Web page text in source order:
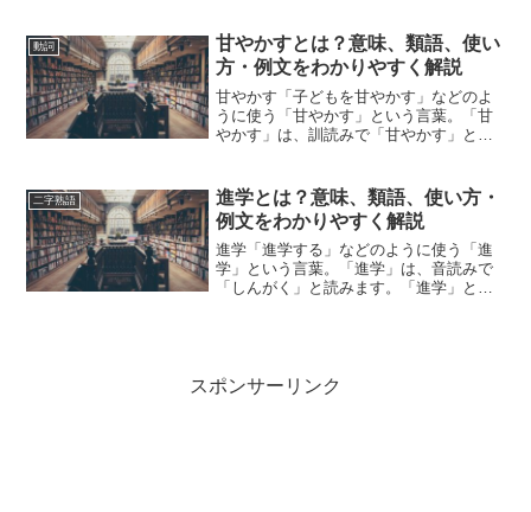
い方や類語について、小説などの用例を
紹介して、わかりやすく解説...
動詞
甘やかすとは？意味、類語、使い
方・例文をわかりやすく解説
甘やかす「子どもを甘やかす」などのよ
うに使う「甘やかす」という言葉。「甘
やかす」は、訓読みで「甘やかす」と読
「甘やかす」の意味や使い方や類語につ
いて、小説などの用例を紹介...
二字熟語
進学とは？意味、類語、使い方・
例文をわかりやすく解説
進学「進学する」などのように使う「進
学」という言葉。「進学」は、音読みで
「しんがく」と読みます。「進学」と
スポンサーリンク